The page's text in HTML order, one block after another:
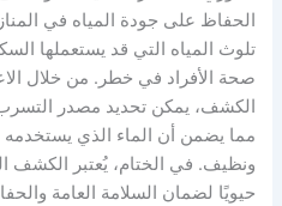
الحفاظ على جودة المياه في
تلوث المياه التي قد يستعملها
صحة الأفراد في خطر. من خلال
الكشف، يمكن تحديد مصدر
مما يضمن أن الماء الذي
ونظيف. في الختام، يُعتبر الكشف
حيويًا لضمان السلامة العامة